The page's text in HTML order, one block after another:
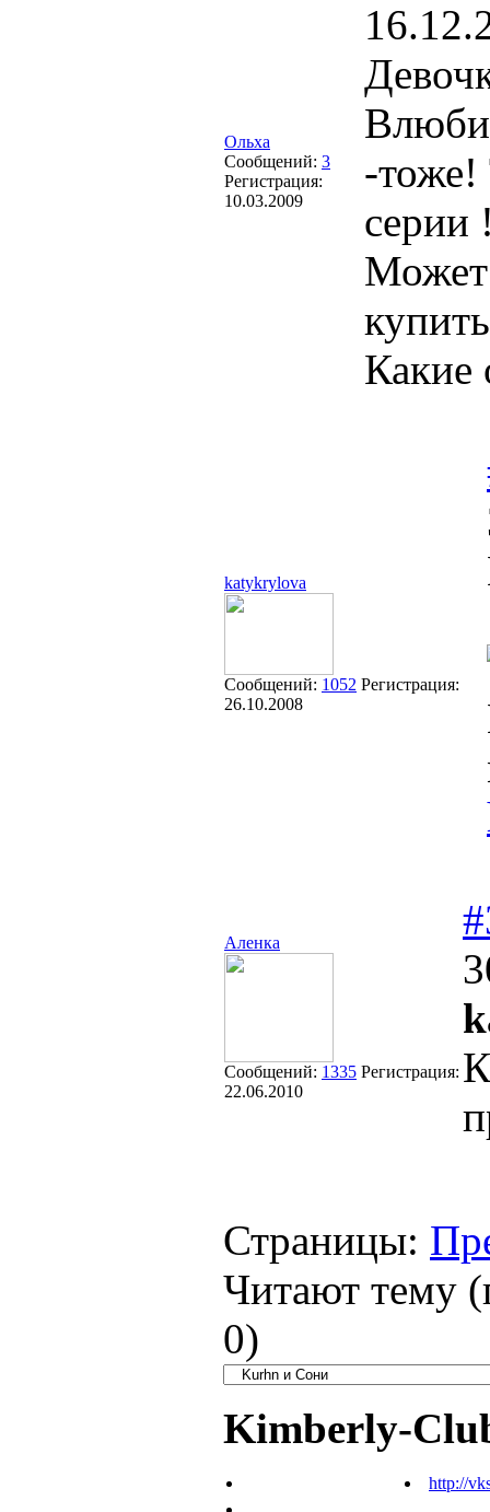
Ольха
Сообщений: 3
Регистрация:
10.03.2009
-тоже!
серии
Может
Какие
katykrylova
Сообщений: 1052 Регистрация:
26.10.2008
Аленка
Сообщений: 1335 Регистрация:
22.06.2010
Страницы:
Читают тему
0)
Kimberly-
http://